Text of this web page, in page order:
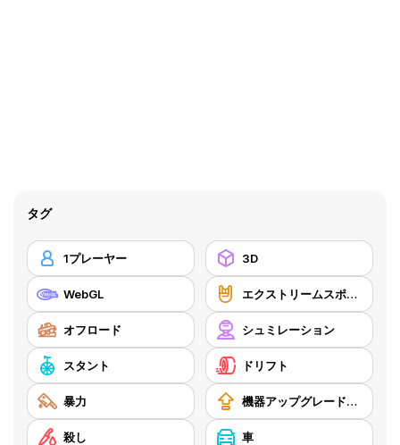
タグ
1プレーヤー 3D
WebGL エクストリームスポーツ
オフロード シュミレーション
スタント ドリフト
暴力 機器アップグレードの購入
殺し 車